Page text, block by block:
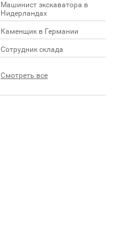
Машинист экскаватора в
Нидерландах
Каменщик в Германии
Сотрудник склада
Смотреть все